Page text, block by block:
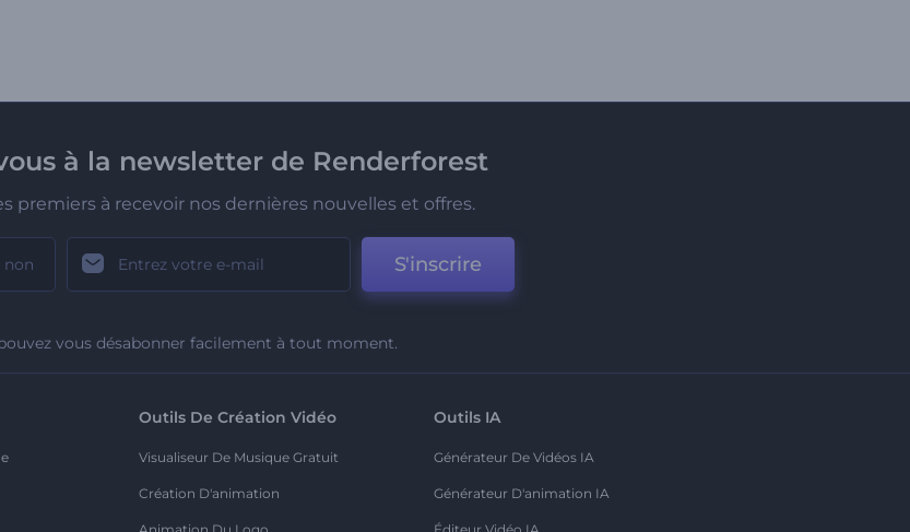
à la newsletter de Renderforest
premiers à recevoir nos dernières nouvelles et offres.
S'inscrire
vous désabonner facilement à tout moment.
Outils De Création Vidéo
Visualiseur De Musique Gratuit
Création D'animation
Outils IA
Générateur De Vidéos IA
Générateur D'animation IA